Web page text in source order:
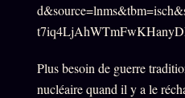
Plus besoin de guerre
nucléaire quand il y a le